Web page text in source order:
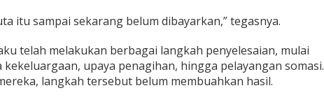
itu sampai sekarang belum dibayarkan,” tegasnya.
telah melakukan berbagai langkah penyelesaian, mulai
upaya penagihan, hingga pelayangan somasi.
langkah tersebut belum membuahkan hasil.